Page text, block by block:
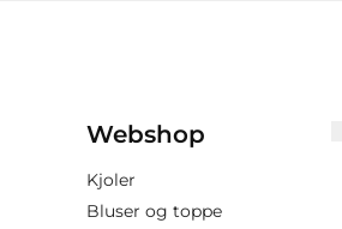
Webshop
Kjoler
Bluser og toppe